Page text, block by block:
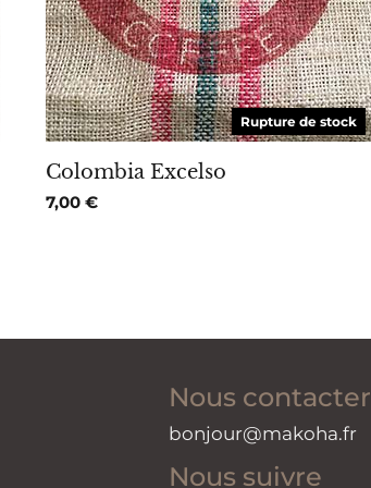
Rupture de stock
Colombia Excelso
7,00 €
Nous contacter
bonjour@makoha.fr
Nous suivre